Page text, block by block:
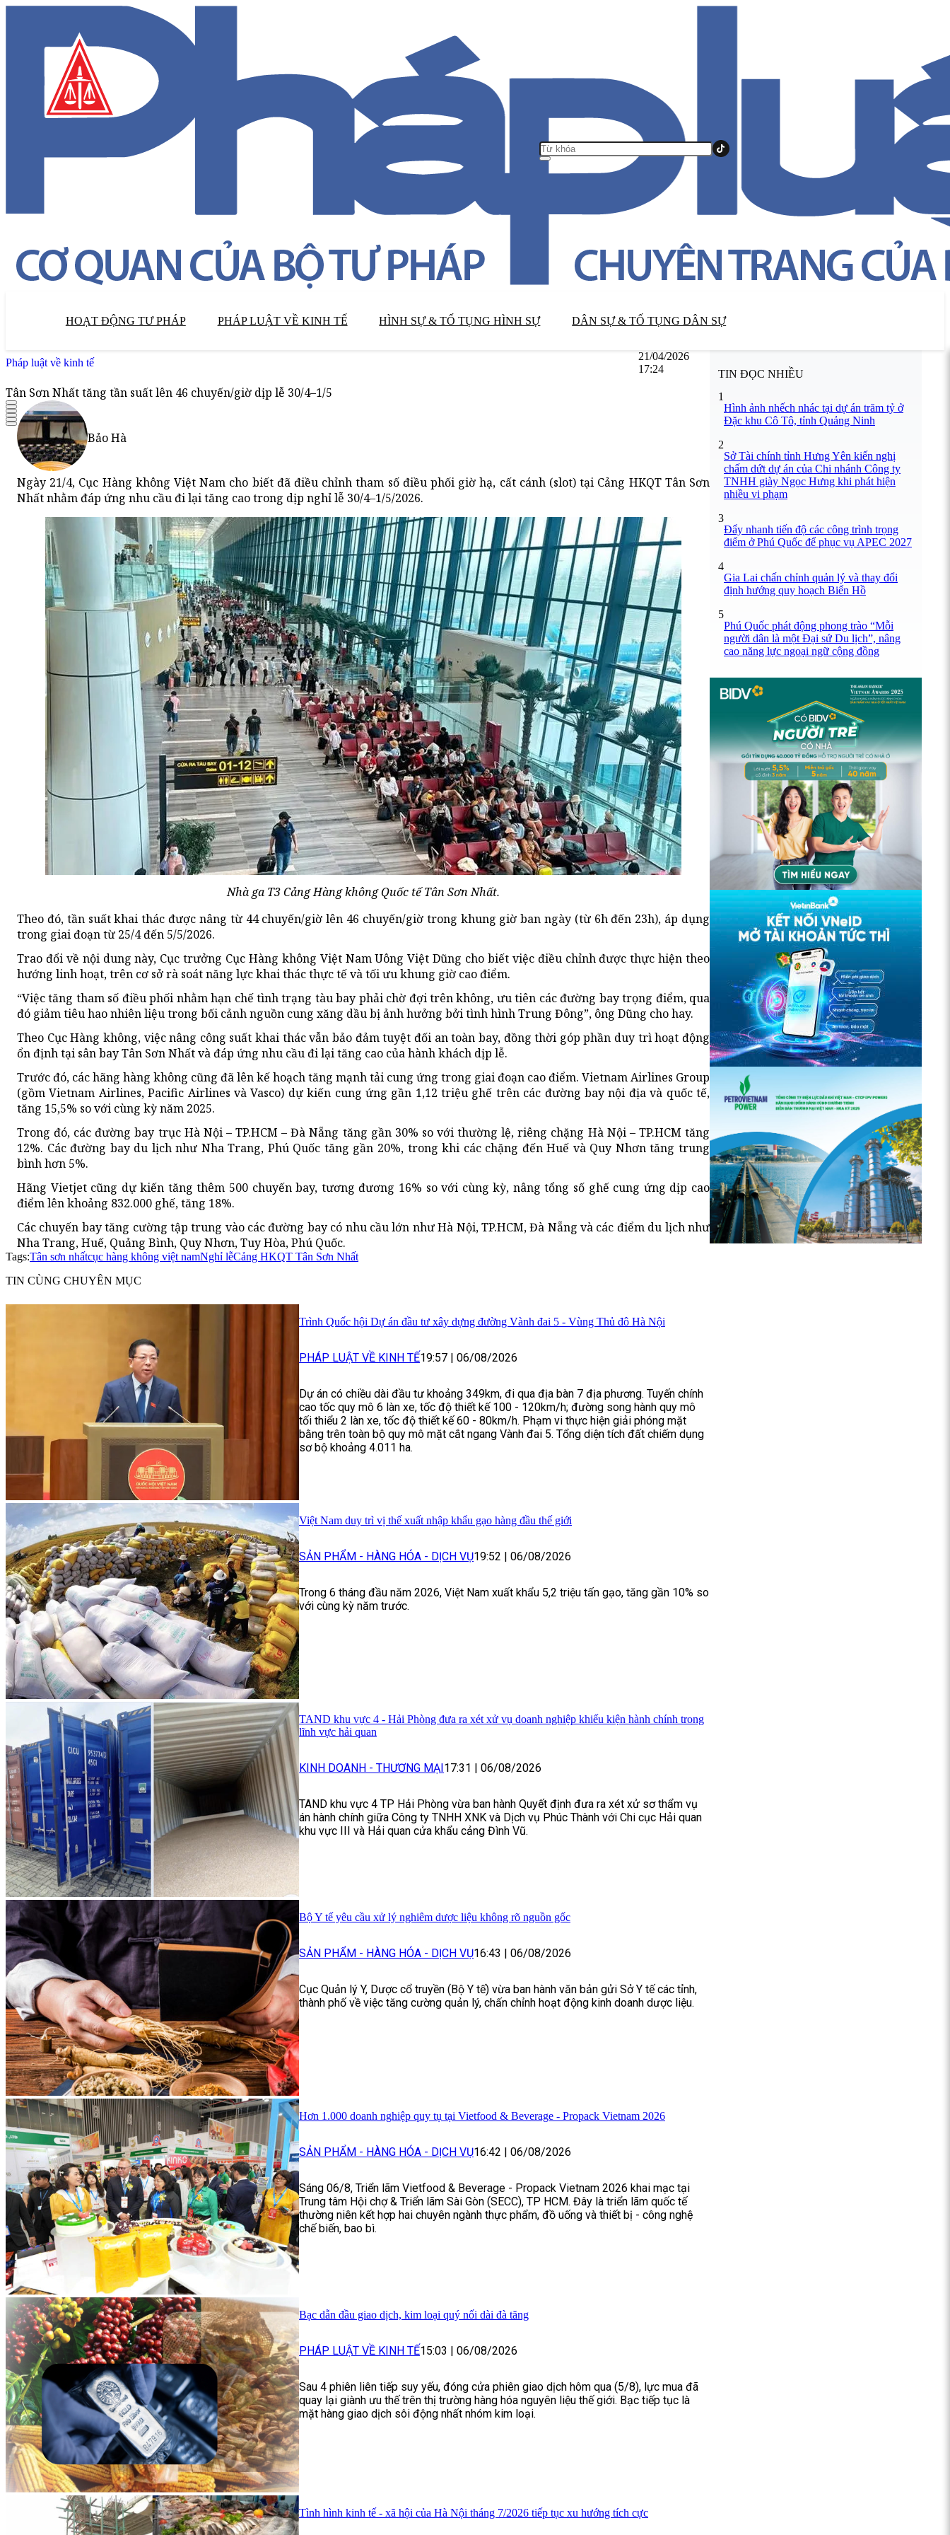
HOẠT ĐỘNG TƯ PHÁP PHÁP LUẬT VỀ KINH TẾ HÌNH SỰ & TỐ TỤNG HÌNH SỰ DÂN SỰ & TỐ TỤNG DÂN SỰ
Pháp luật về kinh tế
21/04/2026
17:24
Tân Sơn Nhất tăng tần suất lên 46 chuyến/giờ dịp lễ 30/4–1/5
Bảo Hà
Ngày 21/4, Cục Hàng không Việt Nam cho biết đã điều chỉnh tham số điều phối giờ hạ, cất cánh (slot) tại Cảng HKQT Tân Sơn
Nhất nhằm đáp ứng nhu cầu đi lại tăng cao trong dịp nghỉ lễ 30/4–1/5/2026.
Nhà ga T3 Cảng Hàng không Quốc tế Tân Sơn Nhất.
Theo đó, tần suất khai thác được nâng từ 44 chuyến/giờ lên 46 chuyến/giờ trong khung giờ ban ngày (từ 6h đến 23h), áp dụng
trong giai đoạn từ 25/4 đến 5/5/2026.
Trao đổi về nội dung này, Cục trưởng Cục Hàng không Việt Nam Uông Việt Dũng cho biết việc điều chỉnh được thực hiện theo
hướng linh hoạt, trên cơ sở rà soát năng lực khai thác thực tế và tối ưu khung giờ cao điểm.
“Việc tăng tham số điều phối nhằm hạn chế tình trạng tàu bay phải chờ đợi trên không, ưu tiên các đường bay trọng điểm, qua
đó giảm tiêu hao nhiên liệu trong bối cảnh nguồn cung xăng dầu bị ảnh hưởng bởi tình hình Trung Đông”, ông Dũng cho hay.
Theo Cục Hàng không, việc nâng công suất khai thác vẫn bảo đảm tuyệt đối an toàn bay, đồng thời góp phần duy trì hoạt động
ổn định tại sân bay Tân Sơn Nhất và đáp ứng nhu cầu đi lại tăng cao của hành khách dịp lễ.
Trước đó, các hãng hàng không cũng đã lên kế hoạch tăng mạnh tải cung ứng trong giai đoạn cao điểm. Vietnam Airlines Group
(gồm Vietnam Airlines, Pacific Airlines và Vasco) dự kiến cung ứng gần 1,12 triệu ghế trên các đường bay nội địa và quốc tế,
tăng 15,5% so với cùng kỳ năm 2025.
Trong đó, các đường bay trục Hà Nội – TP.HCM – Đà Nẵng tăng gần 30% so với thường lệ, riêng chặng Hà Nội – TP.HCM tăng
12%. Các đường bay du lịch như Nha Trang, Phú Quốc tăng gần 20%, trong khi các chặng đến Huế và Quy Nhơn tăng trung
bình hơn 5%.
Hãng Vietjet cũng dự kiến tăng thêm 500 chuyến bay, tương đương 16% so với cùng kỳ, nâng tổng số ghế cung ứng dịp cao
điểm lên khoảng 832.000 ghế, tăng 18%.
Các chuyến bay tăng cường tập trung vào các đường bay có nhu cầu lớn như Hà Nội, TP.HCM, Đà Nẵng và các điểm du lịch như
Nha Trang, Huế, Quảng Bình, Quy Nhơn, Tuy Hòa, Phú Quốc.
Tags:Tân sơn nhấtcục hàng không việt namNghỉ lễCảng HKQT Tân Sơn Nhất
TIN CÙNG CHUYÊN MỤC
Trình Quốc hội Dự án đầu tư xây dựng đường Vành đai 5 - Vùng Thủ đô Hà Nội
PHÁP LUẬT VỀ KINH TẾ19:57 06/08/2026
Dự án có chiều dài đầu tư khoảng 349km, đi qua địa bàn 7 địa phương. Tuyến chính
cao tốc quy mô 6 làn xe, tốc độ thiết kế 100 - 120km/h; đường song hành quy mô
tối thiểu 2 làn xe, tốc độ thiết kế 60 - 80km/h. Phạm vi thực hiện giải phóng mặt
bằng trên toàn bộ quy mô mặt cắt ngang Vành đai 5. Tổng diện tích đất chiếm dụng
sơ bộ khoảng 4.011 ha.
Việt Nam duy trì vị thế xuất nhập khẩu gạo hàng đầu thế giới
SẢN PHẨM - HÀNG HÓA - DỊCH VỤ19:52 | 06/08/2026
Trong 6 tháng đầu năm 2026, Việt Nam xuất khẩu 5,2 triệu tấn gạo, tăng gần 10% so
với cùng kỳ năm trước.
TAND khu vực 4 - Hải Phòng đưa ra xét xử vụ doanh nghiệp khiếu kiện hành chính trong
lĩnh vực hải quan
KINH DOANH - THƯƠNG MẠI17:31 | 06/08/2026
TAND khu vực 4 TP Hải Phòng vừa ban hành Quyết định đưa ra xét xử sơ thẩm vụ
án hành chính giữa Công ty TNHH XNK và Dịch vụ Phúc Thành với Chi cục Hải quan
khu vực III và Hải quan cửa khẩu cảng Đình Vũ.
Bộ Y tế yêu cầu xử lý nghiêm dược liệu không rõ nguồn gốc
SẢN PHẨM - HÀNG HÓA - DỊCH VỤ16:43 06/08/2026
Cục Quản lý Y, Dược cổ truyền (Bộ Y tế) vừa ban hành văn bản gửi Sở Y tế các tỉnh,
thành phố về việc tăng cường quản lý, chấn chỉnh hoạt động kinh doanh dược liệu.
Hơn 1.000 doanh nghiệp quy tụ tại Vietfood & Beverage - Propack Vietnam 2026
SẢN PHẨM - HÀNG HÓA - DỊCH VỤ16:42 | 06/08/2026
Sáng 06/8, Triển lãm Vietfood & Beverage - Propack Vietnam 2026 khai mạc tại
Trung tâm Hội chợ & Triển lãm Sài Gòn (SECC), TP HCM. Đây là triển lãm quốc tế
thường niên kết hợp hai chuyên ngành thực phẩm, đồ uống và thiết bị - công nghệ
chế biến, bao bì.
Bạc dẫn đầu giao dịch, kim loại quý nối dài đà tăng
PHÁP LUẬT VỀ KINH TẾ15:03 | 06/08/2026
Sau 4 phiên liên tiếp suy yếu, đóng cửa phiên giao dịch hôm qua (5/8), lực mua đã
quay lại giành ưu thế trên thị trường hàng hóa nguyên liệu thế giới. Bạc tiếp tục là
mặt hàng giao dịch sôi động nhất nhóm kim loại.
Tình hình kinh tế - xã hội của Hà Nội tháng 7/2026 tiếp tục xu hướng tích cực
TIN ĐỌC NHIỀU
1
Hình ảnh nhếch nhác tại dự án trăm tỷ ở
Đặc khu Cô Tô, tỉnh Quảng Ninh
2
Sở Tài chính tỉnh Hưng Yên kiến nghị
chấm dứt dự án của Chi nhánh Công ty
TNHH giày Ngọc Hưng khi phát hiện
nhiều vi phạm
3
Đẩy nhanh tiến độ các công trình trọng
điểm ở Phú Quốc để phục vụ APEC 2027
4
Gia Lai chấn chỉnh quản lý và thay đổi
định hướng quy hoạch Biển Hồ
5
Phú Quốc phát động phong trào “Mỗi
người dân là một Đại sứ Du lịch”, nâng
cao năng lực ngoại ngữ cộng đồng